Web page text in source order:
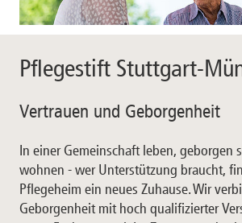
Pflegestift Stuttgart-
Vertrauen und Geborgenheit
In einer Gemeinschaft leben, geborgen
wohnen - wer Unterstützung braucht,
Pflegeheim ein neues Zuhause. Wir
Geborgenheit mit hoch qualifizierter